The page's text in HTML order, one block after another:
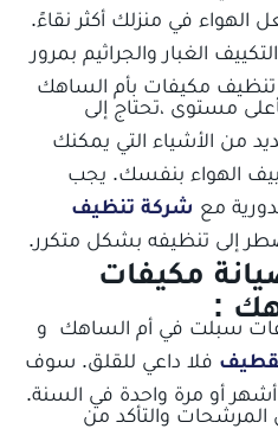
الهواء في منزلك أكثر نقاءً.
الغبار والجراثيم بمرور
مكيفات بأم الساهك
مستوى ،تحتاج إلى
من الأشياء التي يمكنك
الهواء بنفسك. يجب
مع شركة تنظيف
إلى تنظيفه بشكل متكرر.
مكيفات
:
سبلت في أم الساهك و
فلا داعي للقلق. سوف
أو مرة واحدة في السنة.
والتأكد من